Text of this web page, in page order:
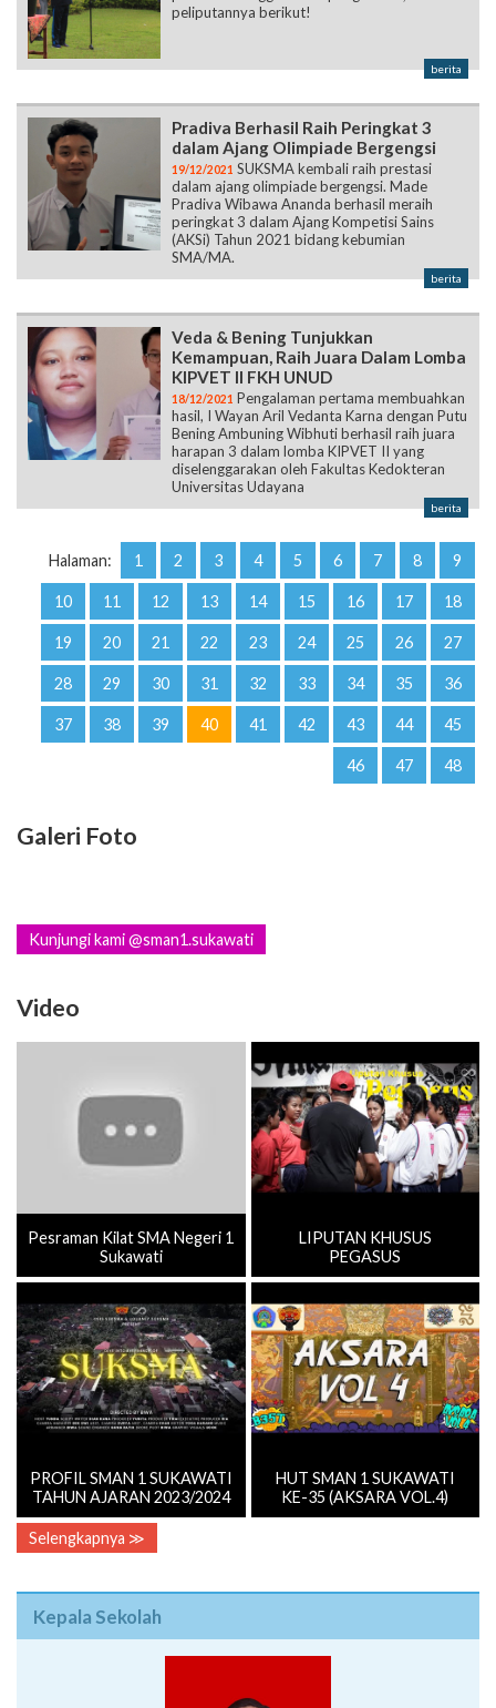
peliputannya berikut!
berita
Pradiva Berhasil Raih Peringkat 3
dalam Ajang Olimpiade Bergengsi
19/12/2021 SUKSMA kembali raih prestasi
dalam ajang olimpiade bergengsi. Made
Pradiva Wibawa Ananda berhasil meraih
peringkat 3 dalam Ajang Kompetisi Sains
(AKSi) Tahun 2021 bidang kebumian
SMA/MA.
berita
Veda & Bening Tunjukkan
Kemampuan, Raih Juara Dalam Lomba
KIPVET II FKH UNUD
18/12/2021 Pengalaman pertama membuahkan
hasil, I Wayan Aril Vedanta Karna dengan Putu
Bening Ambuning Wibhuti berhasil raih juara
harapan 3 dalam lomba KIPVET II yang
diselenggarakan oleh Fakultas Kedokteran
Universitas Udayana
berita
Halaman: 1 2 3 4 5 6 7 8 9
10 11 12 13 14 15 16 17 18
19 20 21 22 23 24 25 26 27
28 29 30 31 32 33 34 35 36
37 38 39 40 41 42 43 44 45
46 47 48
Galeri Foto
Kunjungi kami @sman1.sukawati
Video
Pesraman Kilat SMA Negeri 1
Sukawati
LIPUTAN KHUSUS
PEGASUS
PROFIL SMAN 1 SUKAWATI
TAHUN AJARAN 2023/2024
HUT SMAN 1 SUKAWATI
KE-35 (AKSARA VOL.4)
Selengkapnya ≫
Kepala Sekolah